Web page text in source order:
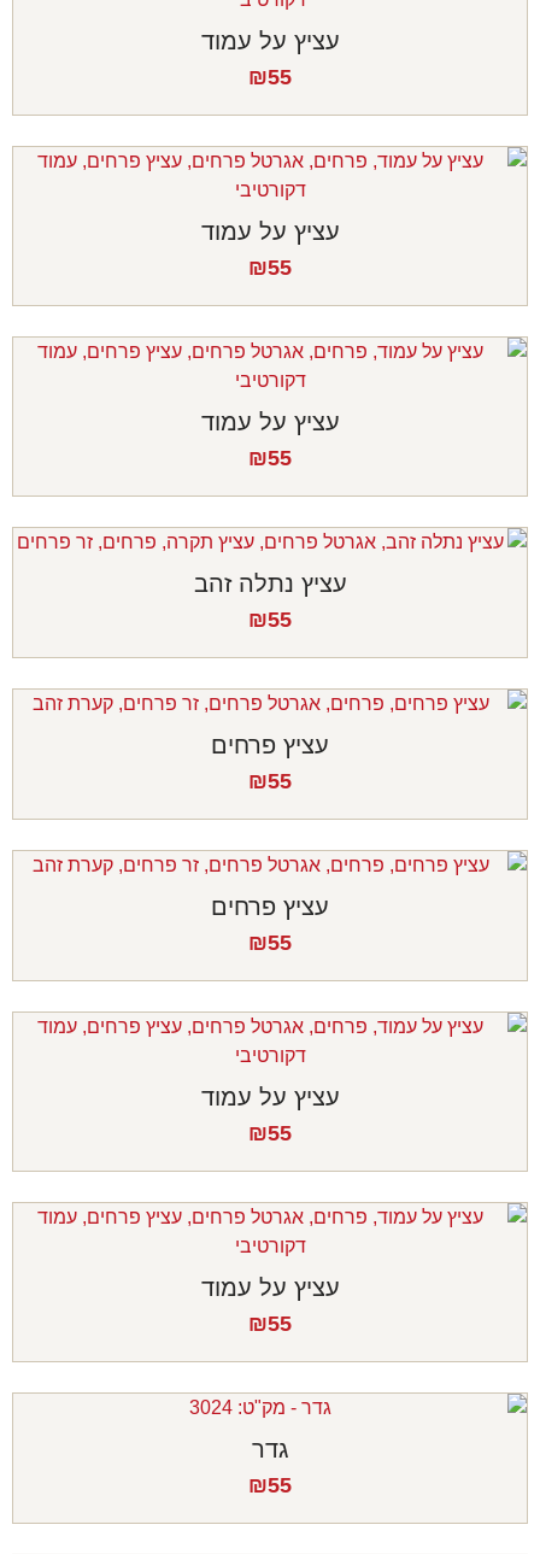
עציץ על עמוד
₪55
עציץ על עמוד
₪55
עציץ על עמוד
₪55
עציץ נתלה זהב
₪55
עציץ פרחים
₪55
עציץ פרחים
₪55
עציץ על עמוד
₪55
עציץ על עמוד
₪55
גדר
₪55